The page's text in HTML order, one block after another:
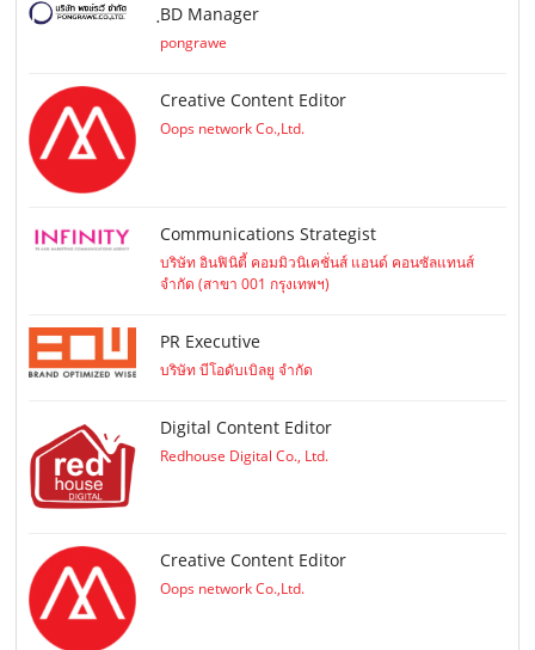
ฺBD Manager
pongrawe
Creative Content Editor
Oops network Co.,Ltd.
Communications Strategist
บริษัท อินฟินิตี้ คอมมิวนิเคชั่นส์ แอนด์ คอนซัลแทนส์
จำกัด (สาขา 001 กรุงเทพฯ)
PR Executive
บริษัท บีโอดับเบิลยู จำกัด
Digital Content Editor
Redhouse Digital Co., Ltd.
Creative Content Editor
Oops network Co.,Ltd.